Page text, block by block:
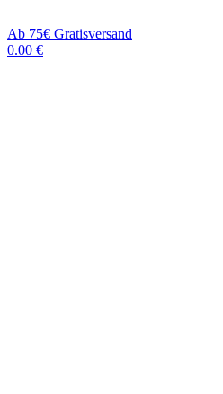
Ab 75€ Gratisversand
0.00 €